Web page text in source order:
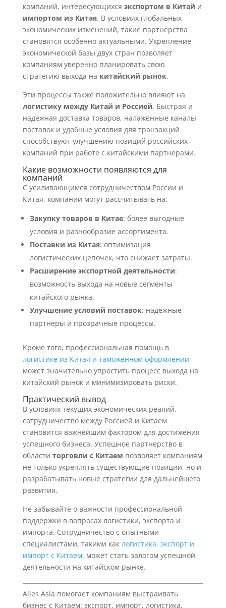
компаний, интересующихся экспортом в Китай и
импортом из Китая. В условиях глобальных
экономических изменений, такие партнерства
становятся особенно актуальными. Укрепление
экономической базы двух стран позволяет
компаниям уверенно планировать свою
стратегию выхода на китайский рынок.
Эти процессы также положительно влияют на
логистику между Китай и Россией. Быстрая и
надежная доставка товаров, налаженные каналы
поставок и удобные условия для транзакций
способствуют улучшению позиций российских
компаний при работе с китайскими партнерами.
Какие возможности появляются для
компаний
С усиливающимся сотрудничеством России и
Китая, компании могут рассчитывать на:
Закупку товаров в Китае: более выгодные
условия и разнообразие ассортимента.
Поставки из Китая: оптимизация
логистических цепочек, что снижает затраты.
Расширение экспортной деятельности:
возможность выхода на новые сегменты
китайского рынка.
Улучшение условий поставок: надёжные
партнеры и прозрачные процессы.
Кроме того, профессиональная помощь в
логистике из Китая и таможенном оформлении
может значительно упростить процесс выхода на
китайский рынок и минимизировать риски.
Практический вывод
В условиях текущих экономических реалий,
сотрудничество между Россией и Китаем
становится важнейшим фактором для достижения
успешного бизнеса. Успешное партнерство в
области торговли с Китаем позволяет компаниям
не только укреплять существующие позиции, но и
разрабатывать новые стратегии для дальнейшего
развития.
Не забывайте о важности профессиональной
поддержки в вопросах логистики, экспорта и
импорта. Сотрудничество с опытными
специалистами, такими как логистика, экспорт и
импорт с Китаем, может стать залогом успешной
деятельности на китайском рынке.
Alles Asia помогает компаниям выстраивать
бизнес с Китаем: экспорт, импорт, логистика,